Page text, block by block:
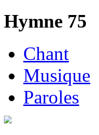
Hymne 75
Chant
Musique
Paroles